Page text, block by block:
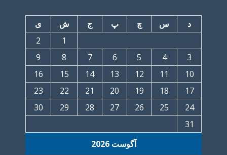
آگوست 2026
د س چ پ ج ش
ی
1
2
3
4
5
6
7
8
9
10
11
12
13
14
15
16
17
18
19
20
21
22
23
24
25
26
27
28
29
30
31